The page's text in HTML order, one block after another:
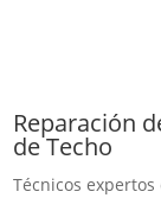
Reparación
de Techo
Técnicos